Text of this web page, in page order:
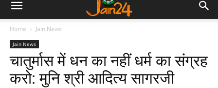
Home Jain News
Jain News
चातुर्मास में धन का नहीं धर्म का संग्रह
करो: मुनि श्री आदित्य सागरजी